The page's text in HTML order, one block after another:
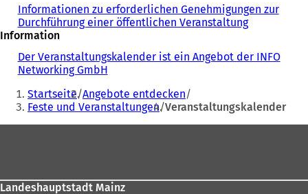
Informationen zu erforderlichen Genehmigungen zur
Durchführung einer öffentlichen Veranstaltung
Information
Der Veranstaltungskalender ist ein Angebot der INFO
Networking GmbH
Sie
befinden
sich
Startseite Angebote entdecken
Feste und Veranstaltungen Veranstaltungskalender
Landeshauptstadt Mainz